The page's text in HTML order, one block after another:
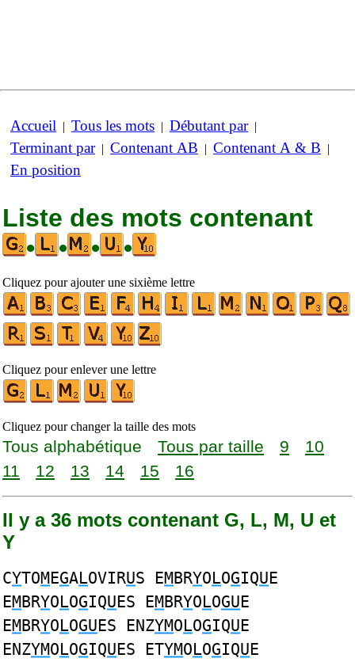
Accueil | Tous les mots | Débutant par|
Terminant par| Contenant AB | Contenant A & B |
En position
Liste des mots contenant
•
• • •
Cliquez pour ajouter une sixième lettre
Cliquez pour enlever une lettre
Cliquez pour changer la taille des mots
Tous alphabétique Tous par taille 9
10
11
12 13 14 15 16
Il y a 36 mots contenant G, L, M, U et
Y
CYTOMEGALOVIRUS EMBRYOLOGIQUE
EMBRYOLOGIQUES EMBRYOLOGUE
EMBRYOLOGUES ENZYMOLOGIQUE
ENZYMOLOGIQUES ETYMOLOGIQUE